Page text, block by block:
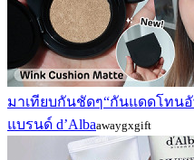
มาเทียบกันชัดๆ“กันแดดโทน
แบรนด์ d’Albaawaygxgift